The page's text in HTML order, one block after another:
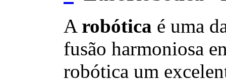
A robótica é uma
fusão harmoniosa
robótica um